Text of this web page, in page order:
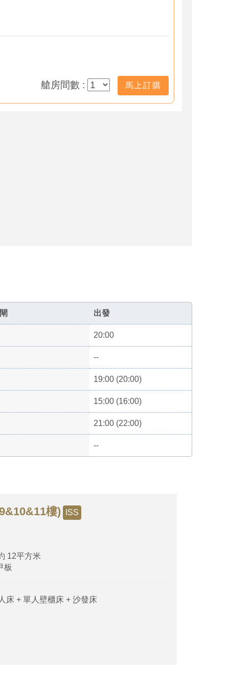
艙房間數 : 馬上訂購
出發
20:00
--
19:00 (20:00)
15:00 (16:00)
21:00 (22:00)
--
樓) ISS
12平方米
板
床 + 單人壁櫃床 + 沙發床